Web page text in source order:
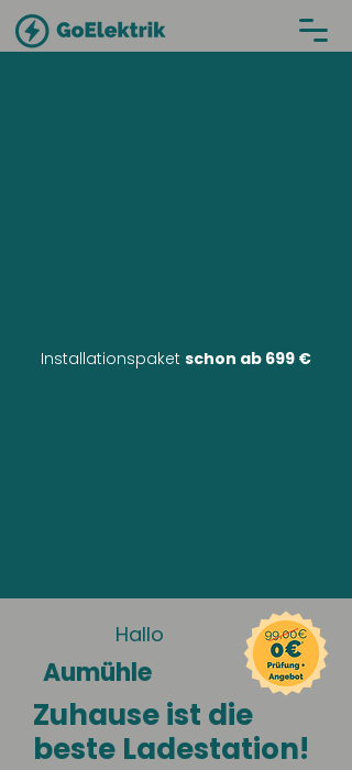
Installationspaket schon ab 699 €
Hallo
Aumühle
Zuhause ist die
beste Ladestation!